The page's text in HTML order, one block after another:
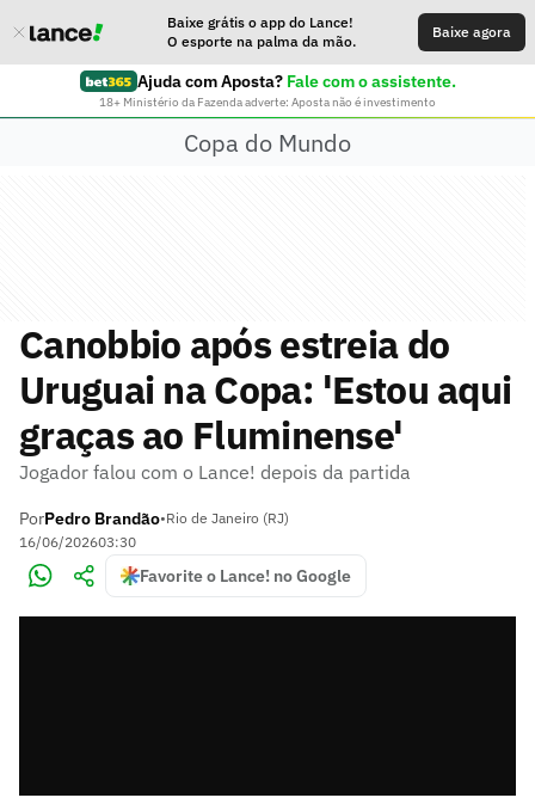
Baixe grátis o app do Lance!
O esporte na palma da mão.
Baixe agora
Ajuda com Aposta? Fale com o assistente.
18+ Ministério da Fazenda adverte: Aposta não é investimento
Copa do Mundo
Canobbio após estreia do
Uruguai na Copa: 'Estou aqui
graças ao Fluminense'
Jogador falou com o Lance! depois da partida
PorPedro Brandão•Rio de Janeiro (RJ)
16/06/202603:30
Favorite o Lance! no Google